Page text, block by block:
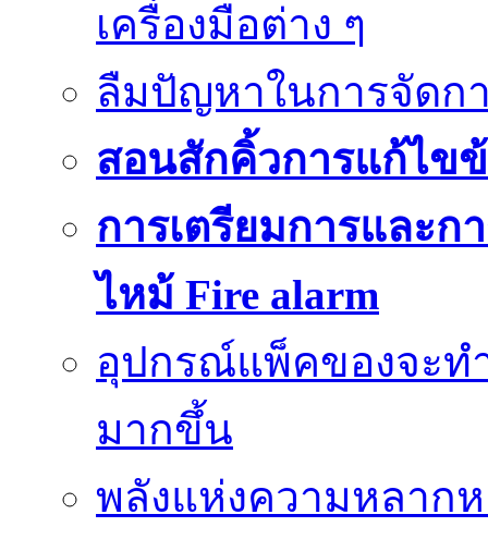
เครื่องมือต่าง ๆ
ลืมปัญหาในการจัดก
สอนสักคิ้วการแก้ไข
การเตรียมการและก
ไหม้ Fire alarm
อุปกรณ์แพ็คของจะท
มากขึ้น
พลังแห่งความหลาก